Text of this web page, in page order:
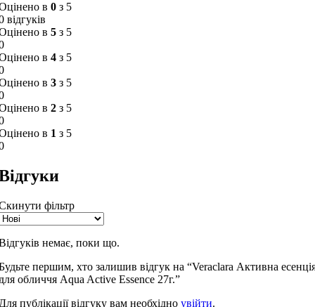
в 0 з 5
відгуків
в 5 з 5
в 4 з 5
в 3 з 5
в 2 з 5
в 1 з 5
фільтр
немає, поки що.
першим, хто залишив відгук на “Veraclara Активна
обличчя Aqua Active Essence 27г.”
публікації відгуку вам необхідно увійти.